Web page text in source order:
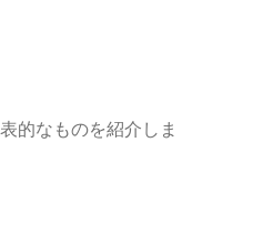
的なものを紹介しま